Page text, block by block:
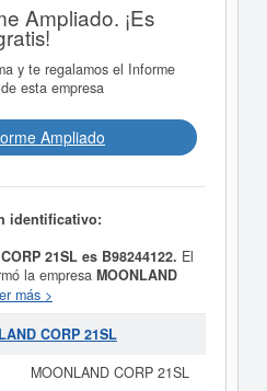
Ampliado. ¡Es
y te regalamos el Informe
esta empresa
Ampliado
identificativo:
21SL es B98244122. El
la empresa MOONLAND
de PRODUCCION,
IMPORTACION,
COMPRAVENTA Y
AUDIOVISUALES
más >
CORP 21SL
MOONLAND CORP 21SL